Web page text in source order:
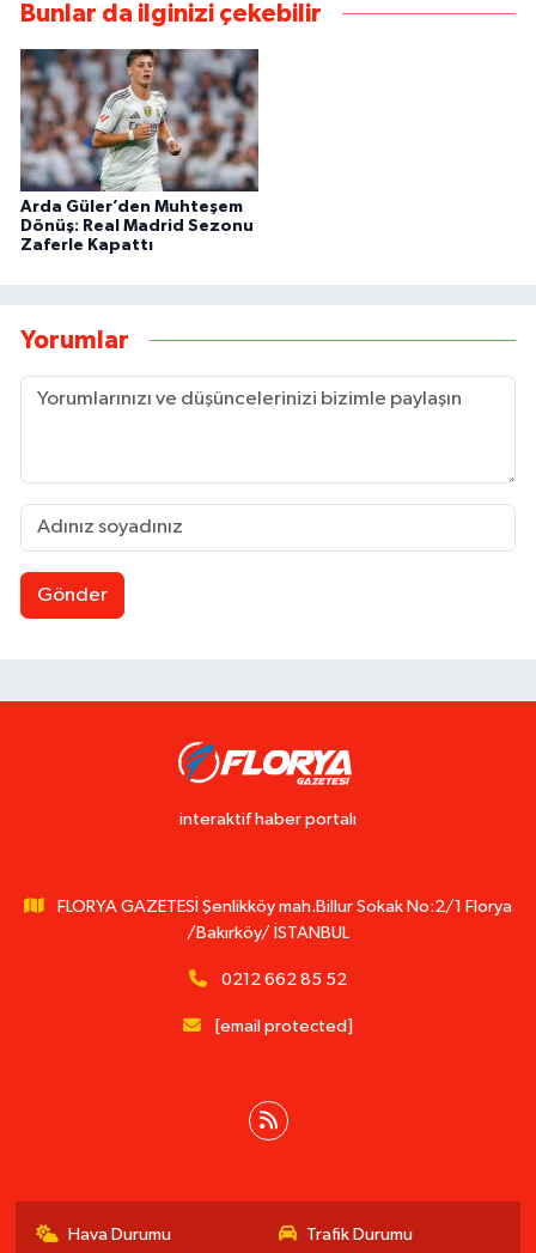
Bunlar da ilginizi çekebilir
Arda Güler’den Muhteşem
Dönüş: Real Madrid Sezonu
Zaferle Kapattı
Yorumlar
Gönder
interaktif haber portalı
FLORYA GAZETESİ Şenlikköy mah.Billur Sokak No:2/1 Florya
/Bakırköy/ İSTANBUL
0212 662 85 52
[email protected]
Hava Durumu Trafik Durumu